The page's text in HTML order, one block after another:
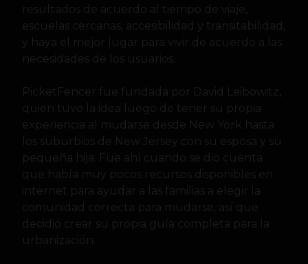
resultados de acuerdo al tiempo de viaje,
escuelas cercanas, accesibilidad y transitabilidad,
y haya el mejor lugar para vivir de acuerdo a las
necesidades de los usuarios.
PicketFencer fue fundada por David Leibowitz,
quien tuvo la idea luego de tener su propia
experiencia al mudarse desde New York hasta
los suburbios de New Jersey con su esposa y su
pequeña hija. Fue ahí cuando se dio cuenta
que había muy pocos recursos disponibles en
internet para ayudar a las familias a elegir la
comunidad correcta para mudarse, así que
decidió crear su propia guía completa para la
urbanización.